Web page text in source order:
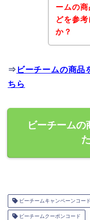
ームの
どを参
か？
⇒ ビーチームの商品
ちら
ビーチームの
ビーチームキャンペーンコード
ビーチームクーポンコード